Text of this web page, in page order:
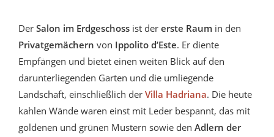
Der Salon im Erdgeschoss ist der erste Raum in den
Privatgemächern von Ippolito d’Este. Er diente
Empfängen und bietet einen weiten Blick auf den
darunterliegenden Garten und die umliegende
Landschaft, einschließlich der Villa Hadriana. Die heute
kahlen Wände waren einst mit Leder bespannt, das mit
goldenen und grünen Mustern sowie den Adlern der